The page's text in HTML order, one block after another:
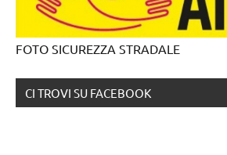
FOTO SICUREZZA STRADALE
CI TROVI SU FACEBOOK